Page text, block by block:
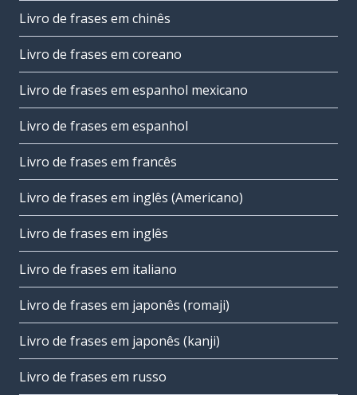
Livro de frases em chinês
Livro de frases em coreano
Livro de frases em espanhol mexicano
Livro de frases em espanhol
Livro de frases em francês
Livro de frases em inglês (Americano)
Livro de frases em inglês
Livro de frases em italiano
Livro de frases em japonês (romaji)
Livro de frases em japonês (kanji)
Livro de frases em russo